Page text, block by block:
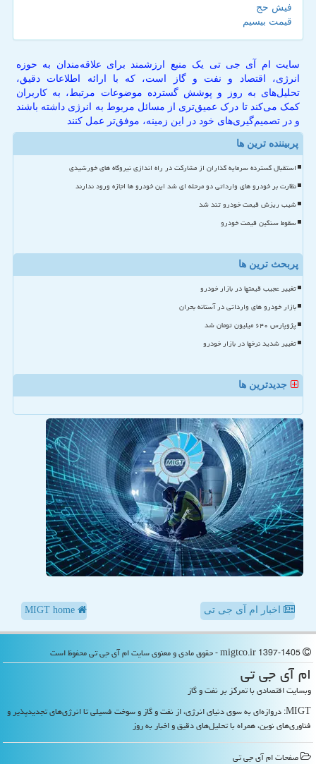
فیش حج
قیمت بیسیم
سایت ام آی جی تی یک منبع ارزشمند برای علاقه‌مندان به حوزه
انرژی، اقتصاد و نفت و گاز است، که با ارائه اطلاعات دقیق،
تحلیل‌های به روز و پوشش گسترده موضوعات مرتبط، به کاربران
کمک می‌کند تا درک عمیق‌تری از مسائل مربوط به انرژی داشته باشند
و در تصمیم‌گیری‌های خود در این زمینه، موفق‌تر عمل کنند
پربیننده ترین ها
استقبال گسترده سرمایه گذاران از مشارکت در راه اندازی نیروگاه های خورشیدی
نظارت بر خودرو های وارداتی دو مرحله ای شد این خودرو ها اجازه ورود ندارند
شیب ریزش قیمت خودرو تند شد
سقوط سنگین قیمت خودرو
پربحث ترین ها
تغییر عجیب قیمتها در بازار خودرو
بازار خودرو های وارداتی در آستانه بحران
پژوپارس ۶۴۰ میلیون تومان شد
تغییر شدید نرخها در بازار خودرو
جدیدترین ها
اخبار ام آی جی تی
ام آی جی تی
وبسایت اقتصادی با تمرکز بر نفت و گاز
MIGT: دروازه‌ای به سوی دنیای انرژی، از نفت و گاز و سوخت فسیلی تا انرژی‌های تجدیدپذیر و
فناوری‌های نوین، همراه با تحلیل‌های دقیق و اخبار به روز
صفحات ام آی جی تی